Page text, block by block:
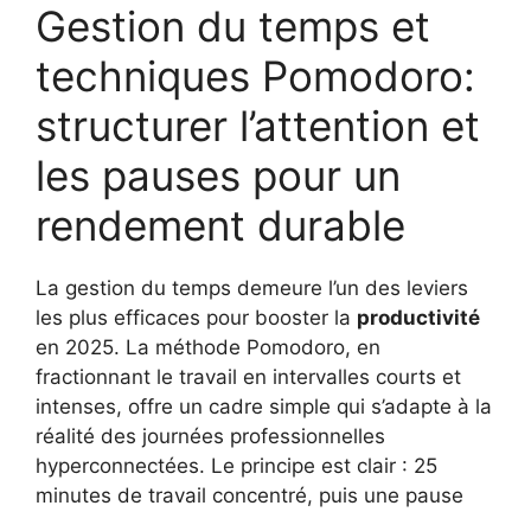
Gestion du temps et
techniques Pomodoro:
structurer l’attention et
les pauses pour un
rendement durable
La gestion du temps demeure l’un des leviers
les plus efficaces pour booster la productivité
en 2025. La méthode Pomodoro, en
fractionnant le travail en intervalles courts et
intenses, offre un cadre simple qui s’adapte à la
réalité des journées professionnelles
hyperconnectées. Le principe est clair : 25
minutes de travail concentré, puis une pause